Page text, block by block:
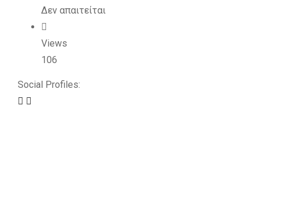
Δεν απαιτείται
Views
106
Social Profiles: